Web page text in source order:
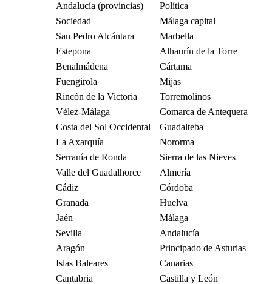
Andalucía (provincias)
Política
Sociedad
Málaga capital
San Pedro Alcántara
Marbella
Estepona
Alhaurín de la Torre
Benalmádena
Cártama
Fuengirola
Mijas
Rincón de la Victoria
Torremolinos
Vélez-Málaga
Comarca de Antequera
Costa del Sol Occidental
Guadalteba
La Axarquía
Nororma
Serranía de Ronda
Sierra de las Nieves
Valle del Guadalhorce
Almería
Cádiz
Córdoba
Granada
Huelva
Jaén
Málaga
Sevilla
Andalucía
Aragón
Principado de Asturias
Islas Baleares
Canarias
Cantabria
Castilla y León